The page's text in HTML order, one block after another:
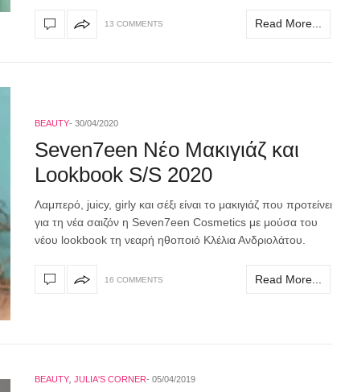
13 COMMENTS Read More...
BEAUTY 30/04/2020
Seven7een Νέο Μακιγιάζ και
Lookbook S/S 2020
Λαμπερό, juicy, girly και σέξι είναι το μακιγιάζ που προτείνει
για τη νέα σαιζόν η Seven7een Cosmetics με μούσα του
νέου lookbook τη νεαρή ηθοποιό Κλέλια Ανδριολάτου.
16 COMMENTS Read More...
BEAUTY JULIA'S CORNER 05/04/2019